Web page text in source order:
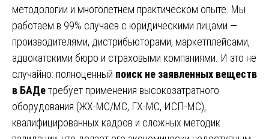
методологии и многолетнем практическом опыте. Мы
работаем в 99% случаев с юридическими лицами —
производителями, дистрибьюторами, маркетплейсами,
адвокатскими бюро и страховыми компаниями. И это не
случайно: полноценный поиск не заявленных веществ
в БАДетребует применения высокозатратного
оборудования (ЖХ-МС/МС, ГХ-МС, ИСП-МС),
квалифицированных кадров и сложных методик